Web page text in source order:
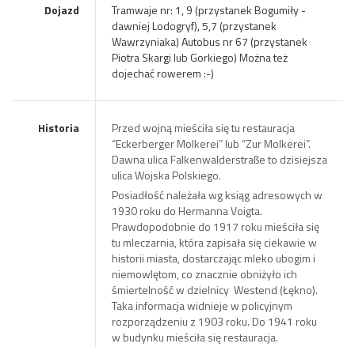
Dojazd
Tramwaje nr: 1, 9 (przystanek Bogumiły -
dawniej Lodogryf), 5,7 (przystanek
Wawrzyniaka) Autobus nr 67 (przystanek
Piotra Skargi lub Gorkiego) Można też
dojechać rowerem :-)
Historia
Przed wojną mieściła się tu restauracja
“Eckerberger Molkerei” lub “Zur Molkerei”.
Dawna ulica Falkenwalderstraße to dzisiejsza
ulica Wojska Polskiego.
Posiadłość należała wg ksiąg adresowych w
1930 roku do Hermanna Voigta.
Prawdopodobnie do 1917 roku mieściła się
tu mleczarnia, która zapisała się ciekawie w
historii miasta, dostarczając mleko ubogim i
niemowlętom, co znacznie obniżyło ich
śmiertelność w dzielnicy Westend (Łękno).
Taka informacja widnieje w policyjnym
rozporządzeniu z 1903 roku. Do 1941 roku
w budynku mieściła się restauracja.